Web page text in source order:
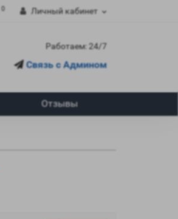
0 Личный кабинет
Работаем: 24/7
Связь с Админом
Отзывы